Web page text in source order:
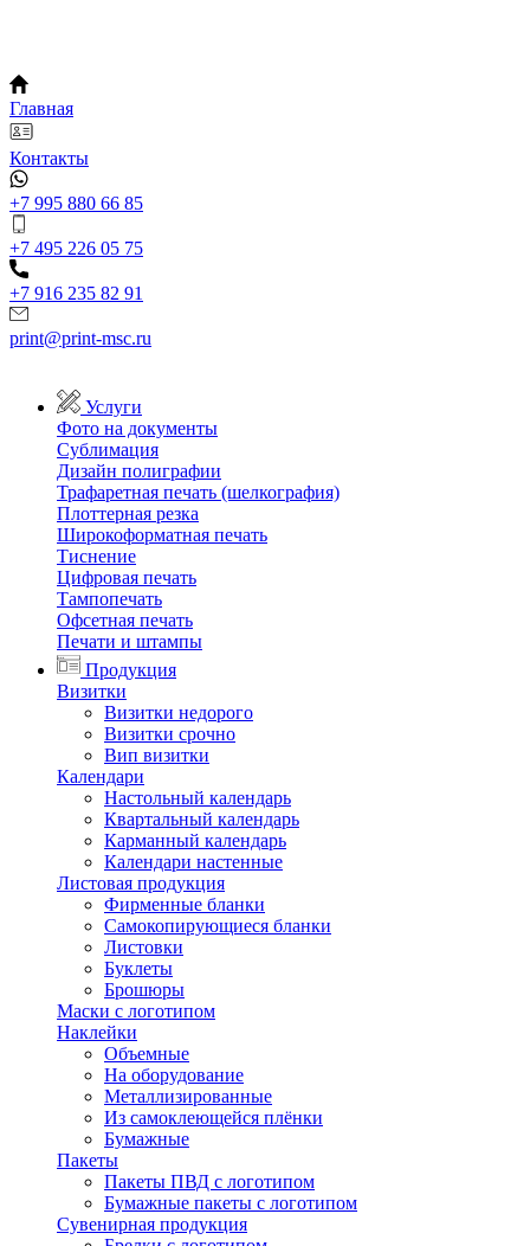
Главная
Контакты
+7 995 880 66 85
+7 495 226 05 75
+7 916 235 82 91
print@print-msc.ru
Услуги
Фото на документы
Сублимация
Дизайн полиграфии
Трафаретная печать (шелкография)
Плоттерная резка
Широкоформатная печать
Тиснение
Цифровая печать
Тампопечать
Офсетная печать
Печати и штампы
Продукция
Визитки
Визитки недорого
Визитки срочно
Вип визитки
Календари
Настольный календарь
Квартальный календарь
Карманный календарь
Календари настенные
Листовая продукция
Фирменные бланки
Самокопирующиеся бланки
Листовки
Буклеты
Брошюры
Маски с логотипом
Наклейки
Объемные
На оборудование
Металлизированные
Из самоклеющейся плёнки
Бумажные
Пакеты
Пакеты ПВД с логотипом
Бумажные пакеты с логотипом
Сувенирная продукция